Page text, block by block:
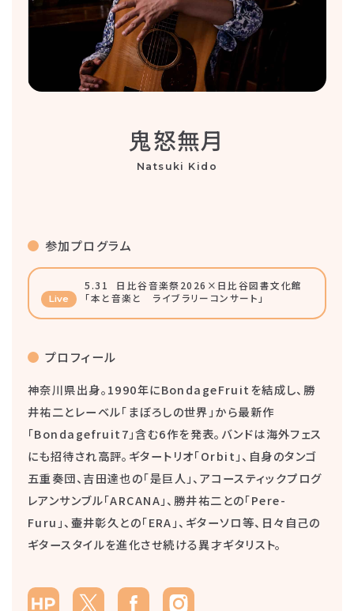
鬼怒無月
Natsuki Kido
参加プログラム
Live
5.31
日比谷音楽祭2026×日比谷図書文化館
「本と音楽と ライブラリーコンサート」
プロフィール
神奈川県出身。1990年にBondageFruitを結成し、勝
井祐二とレーベル「まぼろしの世界」から最新作
「Bondagefruit7」含む6作を発表。バンドは海外フェス
にも招待され高評。ギタートリオ「Orbit」、自身のタンゴ
五重奏団、吉田達也の「是巨人」、アコースティックプログ
レアンサンブル「ARCANA」、勝井祐二との「Pere-
Furu」、壷井彰久との「ERA」、ギターソロ等、日々自己の
ギタースタイルを進化させ続ける異才ギタリスト。